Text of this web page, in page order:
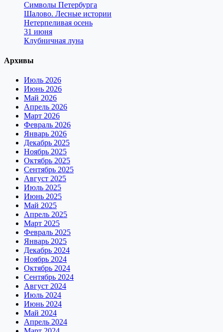
Символы Петербурга
Шалово. Лесные истории
Нетерпеливая осень
31 июня
Клубничная луна
Архивы
Июль 2026
Июнь 2026
Май 2026
Апрель 2026
Март 2026
Февраль 2026
Январь 2026
Декабрь 2025
Ноябрь 2025
Октябрь 2025
Сентябрь 2025
Август 2025
Июль 2025
Июнь 2025
Май 2025
Апрель 2025
Март 2025
Февраль 2025
Январь 2025
Декабрь 2024
Ноябрь 2024
Октябрь 2024
Сентябрь 2024
Август 2024
Июль 2024
Июнь 2024
Май 2024
Апрель 2024